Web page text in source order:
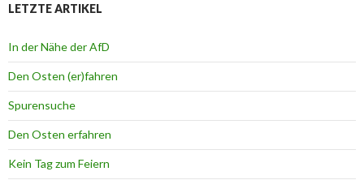
LETZTE ARTIKEL
In der Nähe der AfD
Den Osten (er)fahren
Spurensuche
Den Osten erfahren
Kein Tag zum Feiern